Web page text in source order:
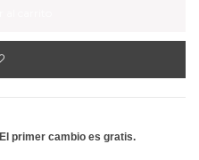
El primer cambio es gratis.